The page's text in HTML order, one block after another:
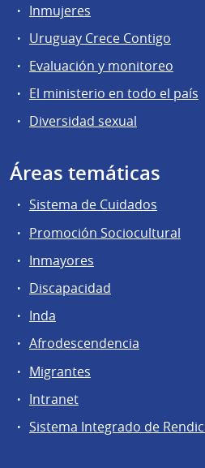
Inmujeres
Uruguay Crece Contigo
Evaluación y monitoreo
El ministerio en todo el país
Diversidad sexual
Áreas temáticas
Sistema de Cuidados
Promoción Sociocultural
Inmayores
Discapacidad
Inda
Afrodescendencia
Migrantes
Intranet
Sistema Integrado de